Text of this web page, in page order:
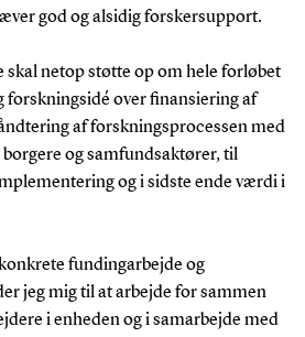
god og alsidig forskersupport.
skal netop støtte op om hele forløbet
forskningsidé over finansiering af
af forskningsprocessen med
og samfundsaktører, til
og i sidste ende værdi i
fundingarbejde og
jeg mig til at arbejde for sammen
i enheden og i samarbejde med